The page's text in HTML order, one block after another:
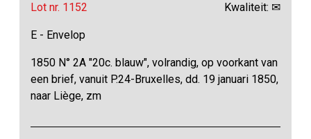
Lot nr. 1152 Kwaliteit: ✉
E - Envelop
1850 N° 2A "20c. blauw", volrandig, op voorkant van
een brief, vanuit P.24-Bruxelles, dd. 19 januari 1850,
naar Liège, zm